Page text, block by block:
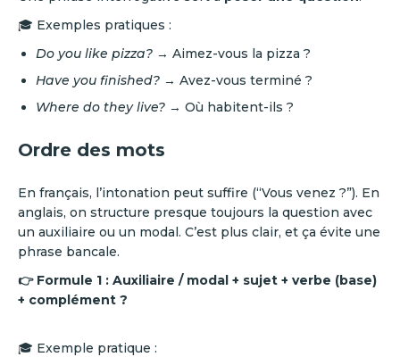
🎓 Exemples pratiques :
Do you like pizza? → Aimez-vous la pizza ?
Have you finished? → Avez-vous terminé ?
Where do they live? → Où habitent-ils ?
Ordre des mots
En français, l’intonation peut suffire (“Vous venez ?”). En
anglais, on structure presque toujours la question avec
un auxiliaire ou un modal. C’est plus clair, et ça évite une
phrase bancale.
👉 Formule 1 : Auxiliaire / modal + sujet + verbe (base)
+ complément ?
🎓 Exemple pratique :